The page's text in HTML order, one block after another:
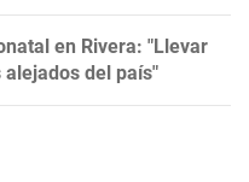
en Rivera: "Llevar
del país"